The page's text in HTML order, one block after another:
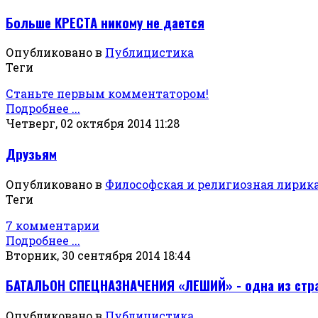
Больше КРЕСТА никому не дается
Опубликовано в Публицистика
Теги
Станьте первым комментатором!
Подробнее ...
Четверг, 02 октября 2014 11:28
Друзьям
Опубликовано в Философская и религиозная
Теги
7 комментарии
Подробнее ...
Вторник, 30 сентября 2014 18:44
БАТАЛЬОН СПЕЦНАЗНАЧЕНИЯ «ЛЕШИЙ» - одна из